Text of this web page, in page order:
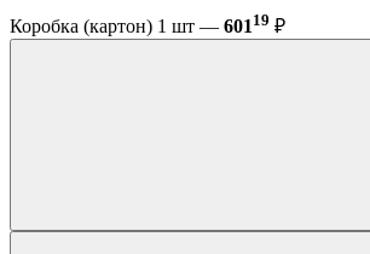
Коробка (картон) 1 шт — 601 19 ₽